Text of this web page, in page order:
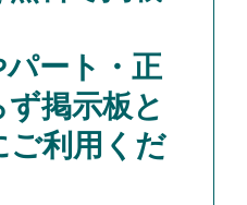
ート・正
掲示板と
ご利用くだ